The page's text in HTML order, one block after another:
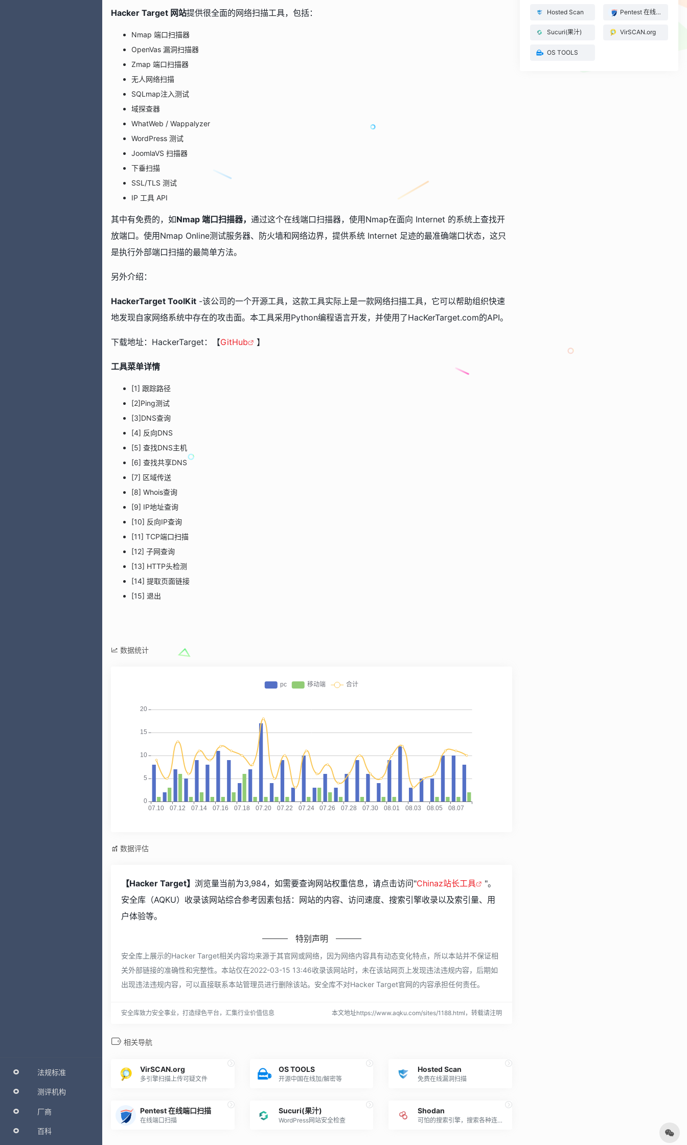
法规标准
测评机构
厂商
百科
Hacker Target 网站提供很全面的网络扫描工具，包括：
Nmap 端口扫描器
OpenVas 漏洞扫描器
Zmap 端口扫描器
无人网络扫描
SQLmap注入测试
域探查器
WhatWeb / Wappalyzer
WordPress 测试
JoomlaVS 扫描器
下垂扫描
SSL/TLS 测试
IP 工具 API
其中有免费的，如Nmap 端口扫描器， 通过这个在线端口扫描器，使用Nmap在面向 Internet 的系统上查找开
放端口。使用Nmap Online测试服务器、防火墙和网络边界，提供系统 Internet 足迹的最准确端口状态，这只
是执行外部端口扫描的最简单方法。
另外介绍：
HackerTarget ToolKit -该公司的一个开源工具，这款工具实际上是一款网络扫描工具，它可以帮助组织快速
地发现自家网络系统中存在的攻击面。本工具采用Python编程语言开发，并使用了HacKerTarget.com的API。
下载地址：HackerTarget：【GitHub 】
工具菜单详情
[1] 跟踪路径
[2]Ping测试
[3]DNS查询
[4] 反向DNS
[5] 查找DNS主机
[6] 查找共享DNS
[7] 区域传送
[8] Whois查询
[9] IP地址查询
[10] 反向IP查询
[11] TCP端口扫描
[12] 子网查询
[13] HTTP头检测
[14] 提取页面链接
[15] 退出
数据统计
数据评估
【Hacker Target】 浏览量当前为3,984，如需要查询网站权重信息，请点击访问"Chinaz站长工具
"。
安全库（AQKU）收录该网站综合参考因素包括：网站的内容、访问速度、搜索引擎收录以及索引量、用
户体验等。
特别声明
安全库上展示的Hacker Target相关内容均来源于其官网或网络，因为网络内容具有动态变化特点，所以本站并不保证相
关外部链接的准确性和完整性。本站仅在2022-03-15 13:46收录该网站时，未在该站网页上发现违法违规内容，后期如
出现违法违规内容，可以直接联系本站管理员进行删除该站。安全库不对Hacker Target官网的内容承担任何责任。
安全库致力安全事业，打造绿色平台，汇集行业价值信息 本文地址https://www.aqku.com/sites/1188.html，转载请注明
相关导航
VirSCAN.org
多引擎扫描上传可疑文件
OS TOOLS
开源中国在线加/解密等
Hosted Scan
免费在线漏洞扫描
Pentest 在线端口扫描
在线端口扫描
Sucuri(果汁)
WordPress网站安全检查
Shodan
可怕的搜索引擎，搜索各种连接到互联网的设备
Hosted Scan Pentest 在线端口扫描
Sucuri(果汁) VirSCAN.org
OS TOOLS